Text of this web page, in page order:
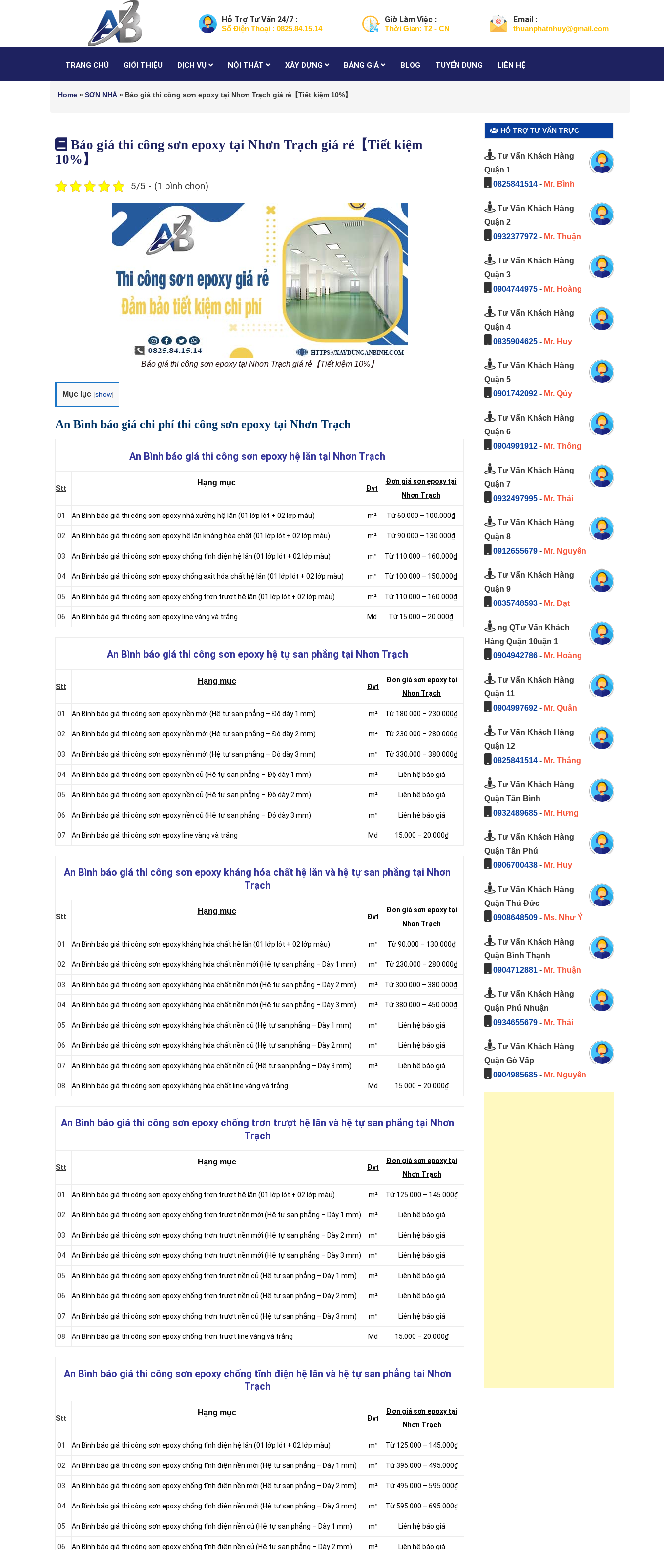
Hỗ Trợ Tư Vấn 24/7 :
Số Điện Thoại : 0825.84.15.14
Giờ Làm Việc :
Thời Gian: T2 - CN
Email :
thuanphatnhuy@gmail.com
TRANG CHỦ GIỚI THIỆU DỊCH VỤ NỘI THẤT XÂY DỰNG BẢNG GIÁ BLOG TUYỂN DỤNG LIÊN HỆ
Home » SƠN NHÀ » Báo giá thi công sơn epoxy tại Nhơn Trạch giá rẻ【Tiết kiệm 10%】
Báo giá thi công sơn epoxy tại Nhơn Trạch giá rẻ【Tiết kiệm
10%】
5/5 - (1 bình chọn)
Báo giá thi công sơn epoxy tại Nhơn Trạch giá rẻ【Tiết kiệm 10%】
Mục lục [show]
An Bình báo giá chi phí thi công sơn epoxy tại Nhơn Trạch
An Bình báo giá thi công sơn epoxy hệ lăn tại Nhơn Trạch
Stt
Hạng mục
Đvt
Đơn giá sơn epoxy tại
Nhơn Trạch
01 An Bình báo giá thi công sơn epoxy nhà xưởng hệ lăn (01 lớp lót + 02 lớp màu) m² Từ 60.000 – 100.000₫
02 An Bình báo giá thi công sơn epoxy hệ lăn kháng hóa chất (01 lớp lót + 02 lớp màu) m² Từ 90.000 – 130.000₫
03 An Bình báo giá thi công sơn epoxy chống tĩnh điện hệ lăn (01 lớp lót + 02 lớp màu) m² Từ 110.000 – 160.000₫
04 An Bình báo giá thi công sơn epoxy chống axit hóa chất hệ lăn (01 lớp lót + 02 lớp màu) m² Từ 100.000 – 150.000₫
05 An Bình báo giá thi công sơn epoxy chống trơn trượt hệ lăn (01 lớp lót + 02 lớp màu) m² Từ 110.000 – 160.000₫
06 An Bình báo giá thi công sơn epoxy line vàng và trắng Md Từ 15.000 – 20.000₫
An Bình báo giá thi công sơn epoxy hệ tự san phẳng tại Nhơn Trạch
Stt
Hạng mục
Đvt
Đơn giá sơn epoxy tại
Nhơn Trạch
01 An Bình báo giá thi công sơn epoxy nền mới (Hệ tự san phẳng – Độ dày 1 mm) m² Từ 180.000 – 230.000₫
02 An Bình báo giá thi công sơn epoxy nền mới (Hệ tự san phẳng – Độ dày 2 mm) m² Từ 230.000 – 280.000₫
03 An Bình báo giá thi công sơn epoxy nền mới (Hệ tự san phẳng – Độ dày 3 mm) m² Từ 330.000 – 380.000₫
04 An Bình báo giá thi công sơn epoxy nền củ (Hệ tự san phẳng – Độ dày 1 mm) m² Liên hệ báo giá
05 An Bình báo giá thi công sơn epoxy nền củ (Hệ tự san phẳng – Độ dày 2 mm) m² Liên hệ báo giá
06 An Bình báo giá thi công sơn epoxy nền củ (Hệ tự san phẳng – Độ dày 3 mm) m² Liên hệ báo giá
07 An Bình báo giá thi công sơn epoxy line vàng và trắng Md 15.000 – 20.000₫
An Bình báo giá thi công sơn epoxy kháng hóa chất hệ lăn và hệ tự san phẳng tại Nhơn
Trạch
Stt
Hạng mục
Đvt
Đơn giá sơn epoxy tại
Nhơn Trạch
01 An Bình báo giá thi công sơn epoxy kháng hóa chất hệ lăn (01 lớp lót + 02 lớp màu) m² Từ 90.000 – 130.000₫
02 An Bình báo giá thi công sơn epoxy kháng hóa chất nền mới (Hệ tự san phẳng – Dày 1 mm) m² Từ 230.000 – 280.000₫
03 An Bình báo giá thi công sơn epoxy kháng hóa chất nền mới (Hệ tự san phẳng – Dày 2 mm) m² Từ 300.000 – 380.000₫
04 An Bình báo giá thi công sơn epoxy kháng hóa chất nền mới (Hệ tự san phẳng – Dày 3 mm) m² Từ 380.000 – 450.000₫
05 An Bình báo giá thi công sơn epoxy kháng hóa chất nền củ (Hệ tự san phẳng – Dày 1 mm) m² Liên hệ báo giá
06 An Bình báo giá thi công sơn epoxy kháng hóa chất nền củ (Hệ tự san phẳng – Dày 2 mm) m² Liên hệ báo giá
07 An Bình báo giá thi công sơn epoxy kháng hóa chất nền củ (Hệ tự san phẳng – Dày 3 mm) m² Liên hệ báo giá
08 An Bình báo giá thi công sơn epoxy kháng hóa chất line vàng và trắng Md 15.000 – 20.000₫
An Bình báo giá thi công sơn epoxy chống trơn trượt hệ lăn và hệ tự san phẳng tại Nhơn
Trạch
Stt
Hạng mục
Đvt
Đơn giá sơn epoxy tại
Nhơn Trạch
01 An Bình báo giá thi công sơn epoxy chống trơn trượt hệ lăn (01 lớp lót + 02 lớp màu) m² Từ 125.000 – 145.000₫
02 An Bình báo giá thi công sơn epoxy chống trơn trượt nền mới (Hệ tự san phẳng – Dày 1 mm) m² Liên hệ báo giá
03 An Bình báo giá thi công sơn epoxy chống trơn trượt nền mới (Hệ tự san phẳng – Dày 2 mm) m² Liên hệ báo giá
04 An Bình báo giá thi công sơn epoxy chống trơn trượt nền mới (Hệ tự san phẳng – Dày 3 mm) m² Liên hệ báo giá
05 An Bình báo giá thi công sơn epoxy chống trơn trượt nền củ (Hệ tự san phẳng – Dày 1 mm) m² Liên hệ báo giá
06 An Bình báo giá thi công sơn epoxy chống trơn trượt nền củ (Hệ tự san phẳng – Dày 2 mm) m² Liên hệ báo giá
07 An Bình báo giá thi công sơn epoxy chống trơn trượt nền củ (Hệ tự san phẳng – Dày 3 mm) m² Liên hệ báo giá
08 An Bình báo giá thi công sơn epoxy chống trơn trượt line vàng và trắng Md 15.000 – 20.000₫
An Bình báo giá thi công sơn epoxy chống tĩnh điện hệ lăn và hệ tự san phẳng tại Nhơn
Trạch
Stt
Hạng mục
Đvt
Đơn giá sơn epoxy tại
Nhơn Trạch
01 An Bình báo giá thi công sơn epoxy chống tĩnh điện hệ lăn (01 lớp lót + 02 lớp màu) m² Từ 125.000 – 145.000₫
02 An Bình báo giá thi công sơn epoxy chống tĩnh điện nền mới (Hệ tự san phẳng – Dày 1 mm) m² Từ 395.000 – 495.000₫
03 An Bình báo giá thi công sơn epoxy chống tĩnh điện nền mới (Hệ tự san phẳng – Dày 2 mm) m² Từ 495.000 – 595.000₫
04 An Bình báo giá thi công sơn epoxy chống tĩnh điện nền mới (Hệ tự san phẳng – Dày 3 mm) m² Từ 595.000 – 695.000₫
05 An Bình báo giá thi công sơn epoxy chống tĩnh điện nền củ (Hệ tự san phẳng – Dày 1 mm) m² Liên hệ báo giá
06 An Bình báo giá thi công sơn epoxy chống tĩnh điện nền củ (Hệ tự san phẳng – Dày 2 mm) m² Liên hệ báo giá
HỖ TRỢ TƯ VẤN TRỰC
Tư Vấn Khách Hàng
Quận 1
0825841514- Mr. Bình
Tư Vấn Khách Hàng
Quận 2
0932377972- Mr. Thuận
Tư Vấn Khách Hàng
Quận 3
0904744975- Mr. Hoàng
Tư Vấn Khách Hàng
Quận 4
0835904625- Mr. Huy
Tư Vấn Khách Hàng
Quận 5
0901742092- Mr. Qúy
Tư Vấn Khách Hàng
Quận 6
0904991912- Mr. Thông
Tư Vấn Khách Hàng
Quận 7
0932497995- Mr. Thái
Tư Vấn Khách Hàng
Quận 8
0912655679- Mr. Nguyên
Tư Vấn Khách Hàng
Quận 9
0835748593- Mr. Đạt
ng QTư Vấn Khách
Hàng Quận 10uận 1
0904942786- Mr. Hoàng
Tư Vấn Khách Hàng
Quận 11
0904997692- Mr. Quân
Tư Vấn Khách Hàng
Quận 12
0825841514- Mr. Thắng
Tư Vấn Khách Hàng
Quận Tân Bình
0932489685- Mr. Hưng
Tư Vấn Khách Hàng
Quận Tân Phú
0906700438- Mr. Huy
Tư Vấn Khách Hàng
Quận Thủ Đức
0908648509- Ms. Như Ý
Tư Vấn Khách Hàng
Quận Bình Thạnh
0904712881- Mr. Thuận
Tư Vấn Khách Hàng
Quận Phú Nhuận
0934655679- Mr. Thái
Tư Vấn Khách Hàng
Quận Gò Vấp
0904985685- Mr. Nguyên